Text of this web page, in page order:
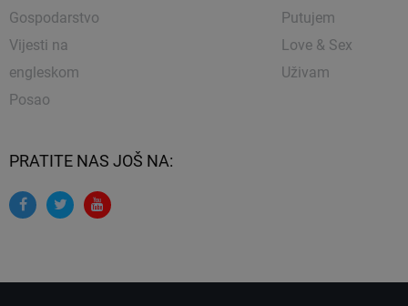
Gospodarstvo
Vijesti na
engleskom
Posao
Putujem
Love & Sex
Uživam
PRATITE NAS JOŠ NA: